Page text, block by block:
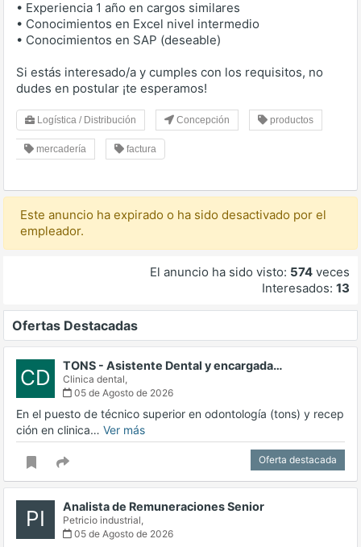
• Experiencia 1 año en cargos similares
• Conocimientos en Excel nivel intermedio
• Conocimientos en SAP (deseable)
Si estás interesado/a y cumples con los requisitos, no
dudes en postular ¡te esperamos!
Logística / Distribución Concepción productos
mercadería factura
Este anuncio ha expirado o ha sido desactivado por el
empleador.
El anuncio ha sido visto: 574 veces
Interesados: 13
Ofertas Destacadas
CD TONS - Asistente Dental y encargada…
Clinica dental,
05 de Agosto de 2026
En el puesto de técnico superior en odontología (tons) y recep
ción en clinica… Ver más
Oferta destacada
PI Analista de Remuneraciones Senior
Petricio industrial,
05 de Agosto de 2026